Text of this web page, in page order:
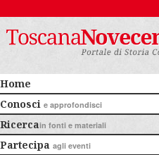
Home
Conosci e approfondisci
Ricercain fonti e materiali
Partecipa agli eventi